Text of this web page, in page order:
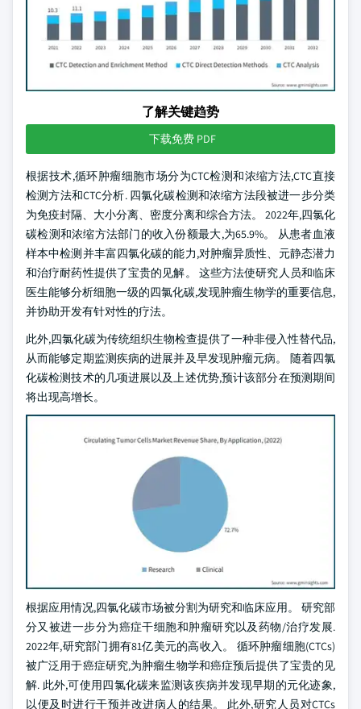
了解关键趋势
下载免费 PDF
根据技术,循环肿瘤细胞市场分为CTC检测和浓缩方法,CTC直接
检测方法和CTC分析. 四氯化碳检测和浓缩方法段被进一步分类
为免疫封隔、大小分离、密度分离和综合方法。 2022年,四氯化
碳检测和浓缩方法部门的收入份额最大,为65.9%。 从患者血液
样本中检测并丰富四氯化碳的能力,对肿瘤异质性、元静态潜力
和治疗耐药性提供了宝贵的见解。 这些方法使研究人员和临床
医生能够分析细胞一级的四氯化碳,发现肿瘤生物学的重要信息,
并协助开发有针对性的疗法。
此外,四氯化碳为传统组织生物检查提供了一种非侵入性替代品,
从而能够定期监测疾病的进展并及早发现肿瘤元病。 随着四氯
化碳检测技术的几项进展以及上述优势,预计该部分在预测期间
将出现高增长。
根据应用情况,四氯化碳市场被分割为研究和临床应用。 研究部
分又被进一步分为癌症干细胞和肿瘤研究以及药物/治疗发展.
2022年,研究部门拥有81亿美元的高收入。 循环肿瘤细胞(CTCs)
被广泛用于癌症研究,为肿瘤生物学和癌症预后提供了宝贵的见
解. 此外,可使用四氯化碳来监测该疾病并发现早期的元化迹象,
以便及时进行干预并改进病人的结果。 此外,研究人员对CTCs